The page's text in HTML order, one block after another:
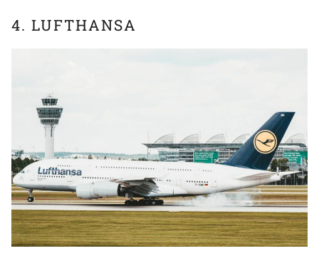
4. LUFTHANSA